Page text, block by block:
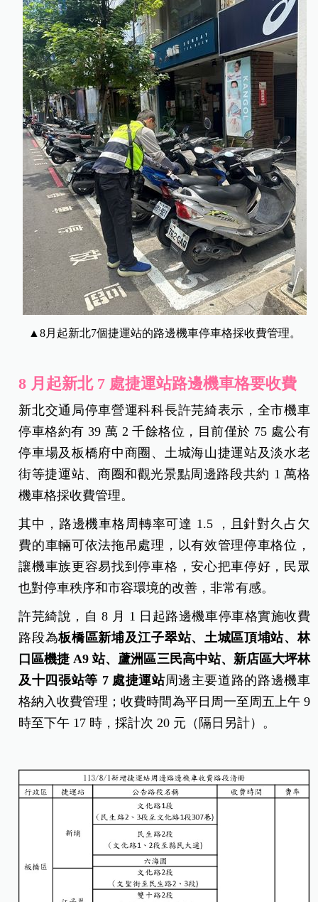
▲8月起新北7個捷運站的路邊機車停車格採收費管理。
8 月起新北 7 處捷運站路邊機車格要收費
新北交通局停車營運科科長許芫綺表示，全市機車
停車格約有 39 萬 2 千餘格位，目前僅於 75 處公有
停車場及板橋府中商圈、土城海山捷運站及淡水老
街等捷運站、商圈和觀光景點周邊路段共約 1 萬格
機車格採收費管理。
其中，路邊機車格周轉率可達 1.5 ，且針對久占欠
費的車輛可依法拖吊處理，以有效管理停車格位，
讓機車族更容易找到停車格，安心把車停好，民眾
也對停車秩序和市容環境的改善，非常有感。
許芫綺說，自 8 月 1 日起路邊機車停車格實施收費
路段為板橋區新埔及江子翠站、土城區頂埔站、林
口區機捷 A9站、蘆洲區三民高中站、新店區大坪林
及十四張站等 7 處捷運站周邊主要道路的路邊機車
格納入收費管理；收費時間為平日周一至周五上午 9
時至下午 17 時，採計次 20 元（隔日另計）。